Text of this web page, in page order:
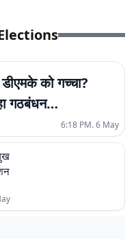
को गच्चा?
गठबंधन…
6:18 PM. 6 May